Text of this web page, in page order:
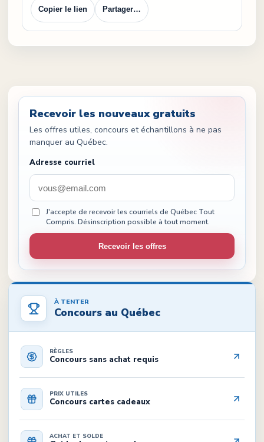
Copier le lien Partager…
Recevoir les nouveaux gratuits
Les offres utiles, concours et échantillons à ne pas
manquer au Québec.
Adresse courriel
J'accepte de recevoir les courriels de Québec Tout
Compris. Désinscription possible à tout moment.
Recevoir les offres
À TENTER
Concours au Québec
RÈGLES
Concours sans achat requis
PRIX UTILES
Concours cartes cadeaux
ACHAT ET SOLDE